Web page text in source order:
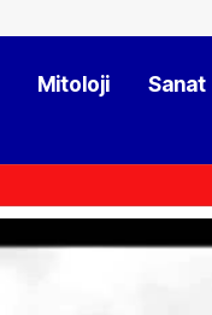
Mitoloji Sanat